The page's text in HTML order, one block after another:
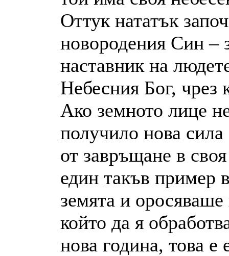
Оттук нататък
новородения Син –
наставник на
Небесния Бог, чрез
Ако земното лице
получило нова
от завръщане в
един такъв пример
земята и
който да я
нова година, това